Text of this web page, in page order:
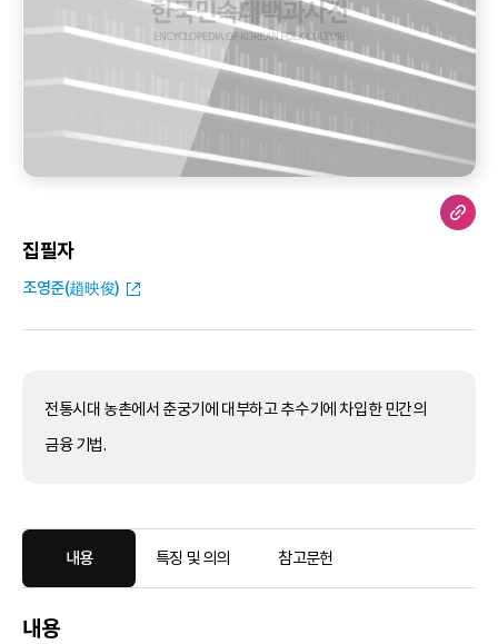
집필자
조영준(趙映俊)
전통시대 농촌에서 춘궁기에 대부하고 추수기에 차입한 민간의
금융 기법.
내용 특징 및 의의 참고문헌
내용